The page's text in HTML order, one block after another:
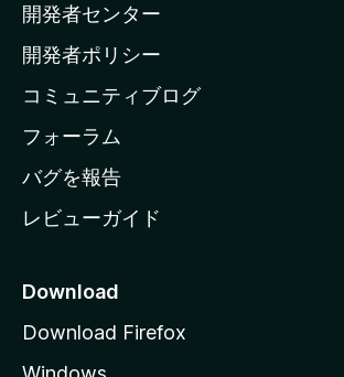
ー
ム
ー
ジ
へ
開発者センター
開発者ポリシー
コミュニティブログ
フォーラム
バグを報告
レビューガイド
Download
Download Firefox